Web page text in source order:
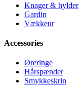
Knager & hylder
Gardin
Vækkeur
Accessories
Øreringe
Hårspænder
Smykkeskrin